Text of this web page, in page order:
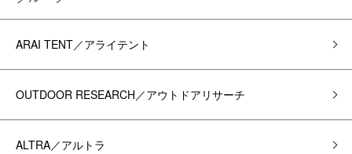
ARAI TENT／アライテント
OUTDOOR RESEARCH／アウトドアリサーチ
ALTRA／アルトラ